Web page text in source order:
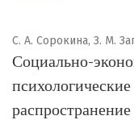
С. А. Сорокина, З. М.
Социально-